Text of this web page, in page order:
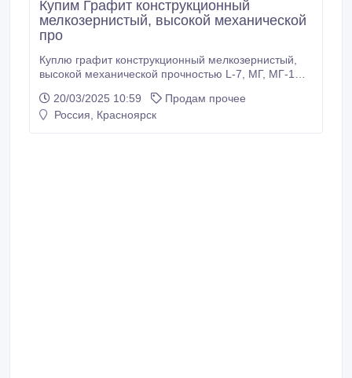
Купим Графит конструкционный
мелкозернистый, высокой механической
про
Куплю графит конструкционный мелкозернистый,
высокой механической прочностью L-7, МГ, МГ-1
МПГ-7, конструкционный мелкозернистый
высокопрочный графит термически стойкий.
20/03/2025 10:59
Продам прочее
Россия, Красноярск